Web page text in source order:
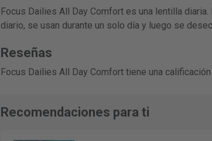
Focus Dailies All Day Comfort es una lentilla
diario, se usan durante un solo día y luego se
Reseñas
Focus Dailies All Day Comfort tiene una
Recomendaciones para ti